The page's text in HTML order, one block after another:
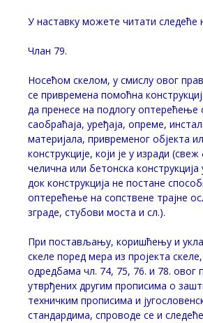
У наставку можете читати следеће
Члан 79.
Носећом скелом, у смислу овог
се привремена помоћна
да пренесе на подлогу оптерећење
саобраћаја, уређаја, опреме,
материјала, привременог објекта
конструкције, који је у изради
челична или бетонска
док конструкција не постане
оптерећење на сопствене трајне
зграде, стубови моста и сл.).
При постављању, коришћењу и
скеле поред мера из пројекта
одредбама чл. 74, 75, 76. и 78. овог
утврђених другим прописима о
техничким прописима и
стандардима, спроводе се и